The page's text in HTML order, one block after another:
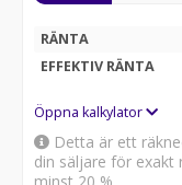
RÄNTA
EFFEKTIV RÄNTA
Öppna kalkylator
Detta är ett
din säljare för exakt
minst 20 %.